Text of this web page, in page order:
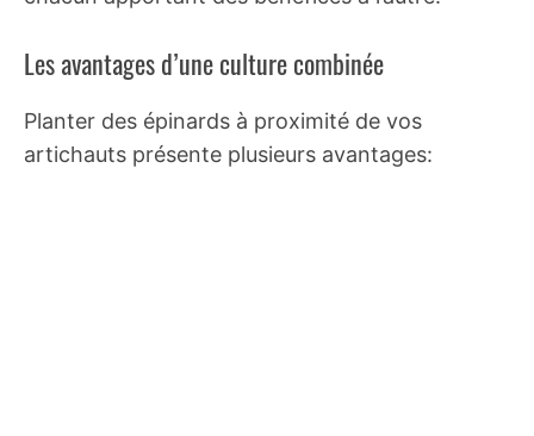
Les avantages d’une culture combinée
Planter des épinards à proximité de vos
artichauts présente plusieurs avantages: